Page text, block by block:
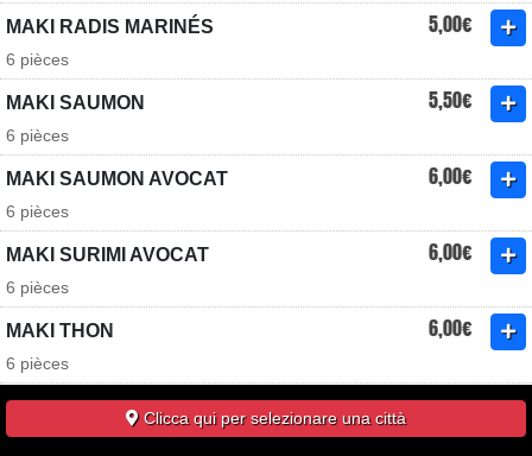
MAKI RADIS MARINÉS 5,00€
6 pièces
MAKI SAUMON 5,50€
6 pièces
MAKI SAUMON AVOCAT 6,00€
6 pièces
MAKI SURIMI AVOCAT 6,00€
6 pièces
MAKI THON 6,00€
6 pièces
MAKI THON AVOCAT 6,30€
6 pièces
Clicca qui per selezionare una città